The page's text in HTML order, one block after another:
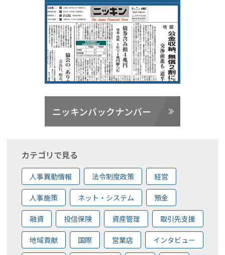
ニッキンバックナンバー
カテゴリで見る
人事異動情報 法令制度政策 経営
人事施策 ネット・システム 預金
融資 投信保険 資産管理 取引先支援
地域貢献 国際 営業店 インタビュー